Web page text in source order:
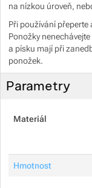
na nízkou úroveň,
Při používání přeperte
Ponožky
a písku mají při
ponožek.
Parametry
Materiál
Hmotnost